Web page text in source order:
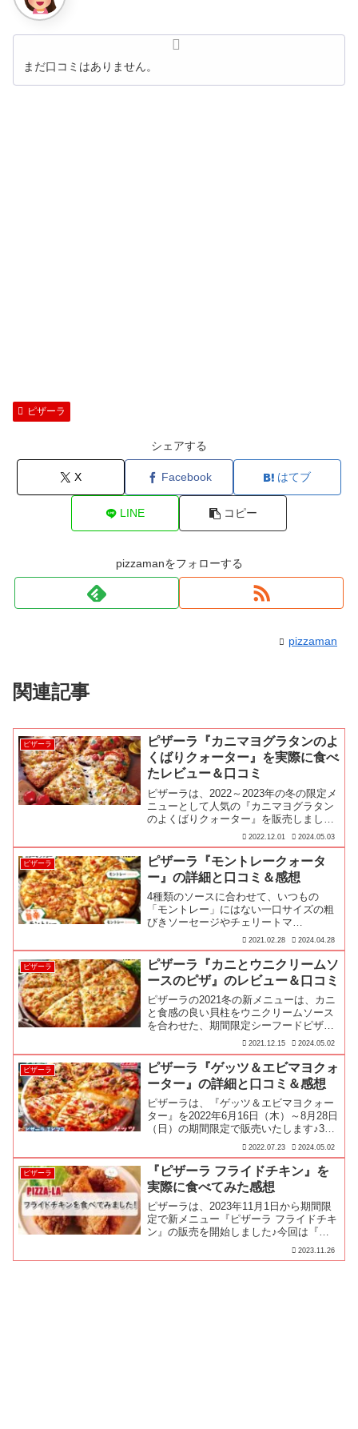
まだ口コミはありません。
ピザーラ
シェアする
X Facebook はてブ
LINE コピー
pizzamanをフォローする
pizzaman
関連記事
ピザーラ
ピザーラ『カニマヨグラタンのよ
くばりクォーター』を実際に食べ
たレビュー＆口コミ
ピザーラは、2022～2023年の冬の限定メ
ニューとして人気の『カニマヨグラタン
のよくばりクォーター』を販売しました
♪今回は実際に『カニマヨグラタンのよ
くばりクォーター』を食べてレビューし
てみました！
2022.12.01 2024.05.03
ピザーラ
ピザーラ『モントレークォータ
ー』の詳細と口コミ＆感想
4種類のソースに合わせて、いつもの
「モントレー」にはない一口サイズの粗
びきソーセージやチェリートマ…
2021.02.28 2024.04.28
ピザーラ
ピザーラ『カニとウニクリームソ
ースのピザ』のレビュー＆口コミ
ピザーラの2021冬の新メニューは、カニ
と食感の良い貝柱をウニクリームソース
を合わせた、期間限定シーフードピザ
『カニとウニクリームソースのピザ』で
す♪
2021.12.15 2024.05.02
ピザーラ
ピザーラ『ゲッツ＆エビマヨクォ
ーター』の詳細と口コミ＆感想
ピザーラは、『ゲッツ＆エビマヨクォー
ター』を2022年6月16日（木）～8月28日
（日）の期間限定で販売いたします♪35
周年を記念して復刻メニューリクエスト
No.1『ゲッツ』と夏の大定番メニュー
『ピザーラエビマヨ』と大人気ピザがラ
インナップした最強クォーターが『ゲッ
ツ＆エビマヨクォーター』なんだ！
2022.07.23 2024.05.02
ピザーラ
『ピザーラ フライドチキン』を
実際に食べてみた感想
ピザーラは、2023年11月1日から期間限
定で新メニュー『ピザーラ フライドチキ
ン』の販売を開始しました♪今回は『ピ
ザーラ フライドチキン』の詳細と実際に
食べてみた感想、クーポン情報をお届け
2023.11.26